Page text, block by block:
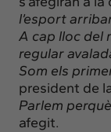
l’esport
A cap lloc del
regular
Som els
president de
Parlem
afegit.